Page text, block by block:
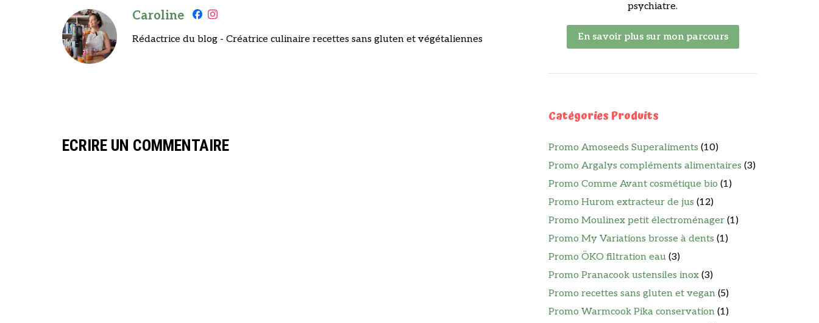
Caroline
Rédactrice du blog - Créatrice culinaire recettes sans gluten et végétaliennes
ECRIRE UN COMMENTAIRE
psychiatre.
En savoir plus sur mon parcours
Catégories Produits
Promo Amoseeds Superaliments (10)
Promo Argalys compléments alimentaires (3)
Promo Comme Avant cosmétique bio (1)
Promo Hurom extracteur de jus (12)
Promo Moulinex petit électroménager (1)
Promo My Variations brosse à dents (1)
Promo ÖKO filtration eau (3)
Promo Pranacook ustensiles inox (3)
Promo recettes sans gluten et vegan (5)
Promo Warmcook Pika conservation (1)